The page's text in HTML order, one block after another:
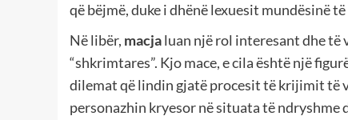
që bëjmë, duke i dhënë lexuesit mundësinë
Në libër, macjaluan një rol interesant dhe të
“shkrimtares”. Kjo mace, e cila është një
dilemat që lindin gjatë procesit të krijimit të
personazhin kryesor në situata të ndryshme